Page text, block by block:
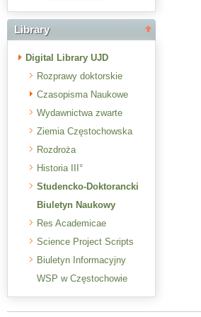
Library
Digital Library UJD
Rozprawy doktorskie
Czasopisma Naukowe
Wydawnictwa zwarte
Ziemia Częstochowska
Rozdroża
Historia III°
Studencko-Doktorancki
Biuletyn Naukowy
Res Academicae
Science Project Scripts
Biuletyn Informacyjny
WSP w Częstochowie